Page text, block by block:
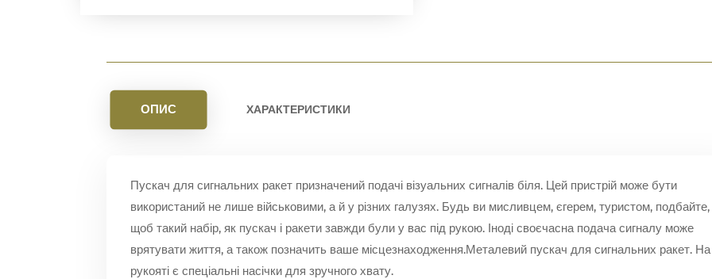
ОПИС ХАРАКТЕРИСТИКИ
Пускач для сигнальних ракет призначений подачі візуальних сигналів біля. Цей пристрій може бути
використаний не лише військовими, а й у різних галузях. Будь ви мисливцем, єгерем, туристом, подбайте,
щоб такий набір, як пускач і ракети завжди були у вас під рукою. Іноді своєчасна подача сигналу може
врятувати життя, а також позначить ваше місцезнаходження.Металевий пускач для сигнальних ракет. На
рукояті є спеціальні насічки для зручного хвату.